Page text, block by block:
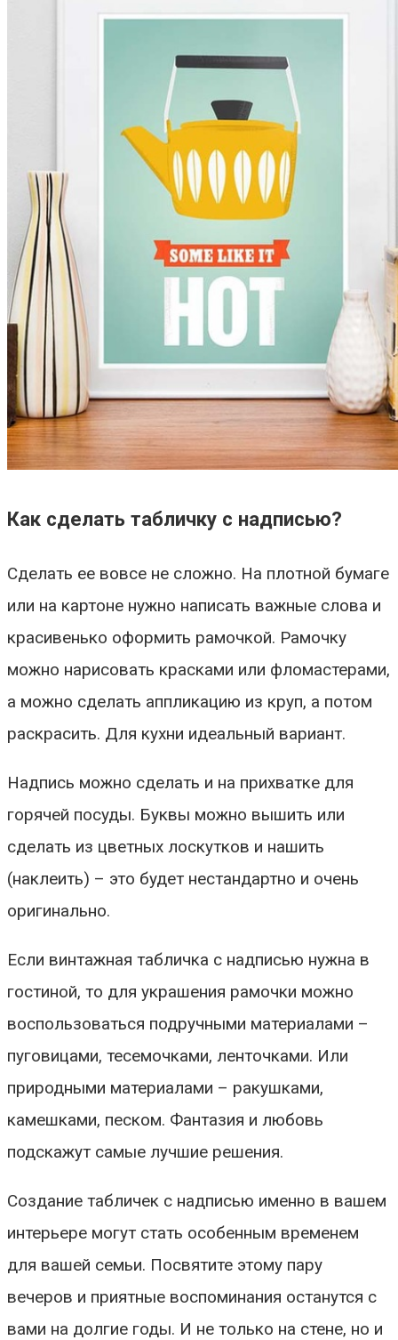
Как сделать табличку с надписью?
Сделать ее вовсе не сложно. На плотной бумаге
или на картоне нужно написать важные слова и
красивенько оформить рамочкой. Рамочку
можно нарисовать красками или фломастерами,
а можно сделать аппликацию из круп, а потом
раскрасить. Для кухни идеальный вариант.
Надпись можно сделать и на прихватке для
горячей посуды. Буквы можно вышить или
сделать из цветных лоскутков и нашить
(наклеить) – это будет нестандартно и очень
оригинально.
Если винтажная табличка с надписью нужна в
гостиной, то для украшения рамочки можно
воспользоваться подручными материалами –
пуговицами, тесемочками, ленточками. Или
природными материалами – ракушками,
камешками, песком. Фантазия и любовь
подскажут самые лучшие решения.
Создание табличек с надписью именно в вашем
интерьере могут стать особенным временем
для вашей семьи. Посвятите этому пару
вечеров и приятные воспоминания останутся с
вами на долгие годы. И не только на стене, но и